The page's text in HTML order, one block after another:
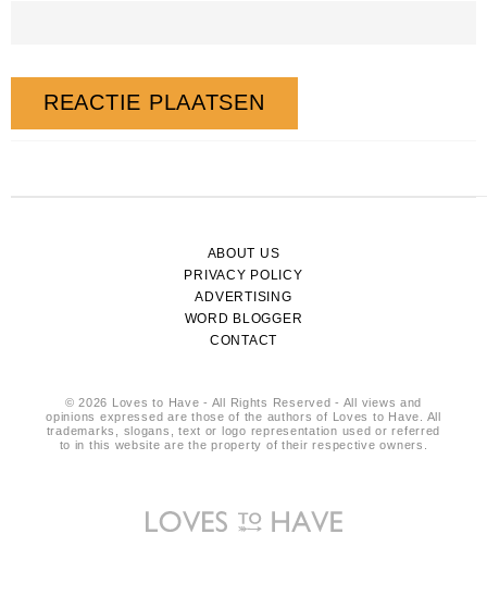
ABOUT US
PRIVACY POLICY
ADVERTISING
WORD BLOGGER
CONTACT
© 2026 Loves to Have - All Rights Reserved - All views and
opinions expressed are those of the authors of Loves to Have. All
trademarks, slogans, text or logo representation used or referred
to in this website are the property of their respective owners.